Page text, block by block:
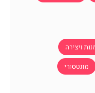
ויצירה
מונטסורי